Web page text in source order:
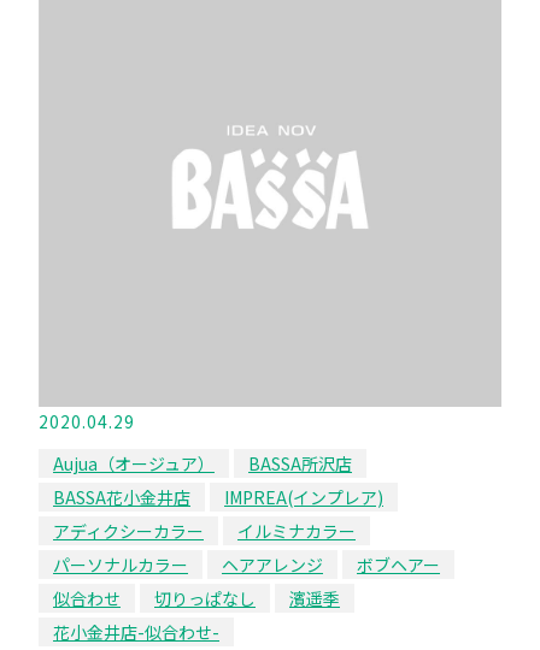
2020.04.29
Aujua（オージュア）
BASSA所沢店
BASSA花小金井店
IMPREA(インプレア)
アディクシーカラー
イルミナカラー
パーソナルカラー
ヘアアレンジ
ボブヘアー
似合わせ
切りっぱなし
濱遥季
花小金井店-似合わせ-